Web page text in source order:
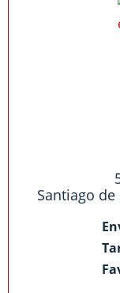
Santiago de